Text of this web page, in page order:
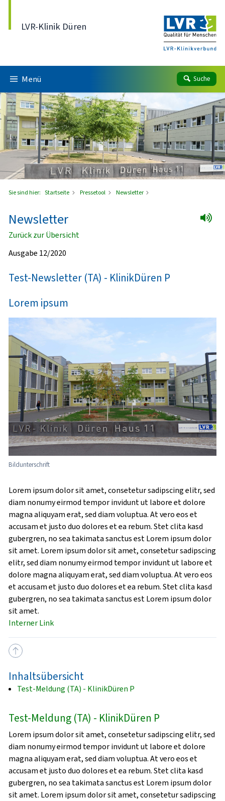
LVR-Klinik Düren
Menü Suche
Sie sind hier: Startseite Pressetool Newsletter
Newsletter
Zurück zur Übersicht
Ausgabe 12/2020
Test-Newsletter (TA) - KlinikDüren P
Lorem ipsum
Bildunterschrift
Lorem ipsum dolor sit amet, consetetur sadipscing elitr, sed
diam nonumy eirmod tempor invidunt ut labore et dolore
magna aliquyam erat, sed diam voluptua. At vero eos et
accusam et justo duo dolores et ea rebum. Stet clita kasd
gubergren, no sea takimata sanctus est Lorem ipsum dolor
sit amet. Lorem ipsum dolor sit amet, consetetur sadipscing
elitr, sed diam nonumy eirmod tempor invidunt ut labore et
dolore magna aliquyam erat, sed diam voluptua. At vero eos
et accusam et justo duo dolores et ea rebum. Stet clita kasd
gubergren, no sea takimata sanctus est Lorem ipsum dolor
sit amet.
Interner Link
Inhaltsübersicht
Test-Meldung (TA) - KlinikDüren P
Test-Meldung (TA) - KlinikDüren P
Lorem ipsum dolor sit amet, consetetur sadipscing elitr, sed
diam nonumy eirmod tempor invidunt ut labore et dolore
magna aliquyam erat, sed diam voluptua. At vero eos et
accusam et justo duo dolores et ea rebum. Stet clita kasd
gubergren, no sea takimata sanctus est Lorem ipsum dolor
sit amet. Lorem ipsum dolor sit amet, consetetur sadipscing